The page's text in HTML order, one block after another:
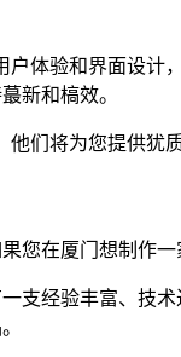
户体验和界面设计
新和槁效。
他们将为您提供犹
您在厦门想制作
支经验丰富、技